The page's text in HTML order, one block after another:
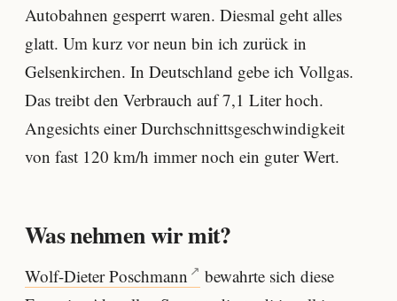
Autobahnen gesperrt waren. Diesmal geht alles
glatt. Um kurz vor neun bin ich zurück in
Gelsenkirchen. In Deutschland gebe ich Vollgas.
Das treibt den Verbrauch auf 7,1 Liter hoch.
Angesichts einer Durchschnittsgeschwindigkeit
von fast 120 km/h immer noch ein guter Wert.
Was nehmen wir mit?
Wolf-Dieter Poschmann
bewahrte sich diese